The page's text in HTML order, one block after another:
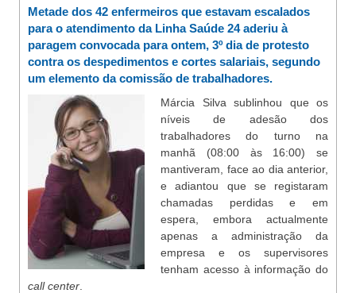
Metade dos 42 enfermeiros que estavam escalados
para o atendimento da Linha Saúde 24 aderiu à
paragem convocada para ontem, 3º dia de protesto
contra os despedimentos e cortes salariais, segundo
um elemento da comissão de trabalhadores.
Márcia Silva sublinhou que os
níveis de adesão dos
trabalhadores do turno na
manhã (08:00 às 16:00) se
mantiveram, face ao dia anterior,
e adiantou que se registaram
chamadas perdidas e em
espera, embora actualmente
apenas a administração da
empresa e os supervisores
tenham acesso à informação do
call center